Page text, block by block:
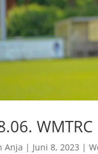
WMTRC
Anja | Juni 8, 2023 |